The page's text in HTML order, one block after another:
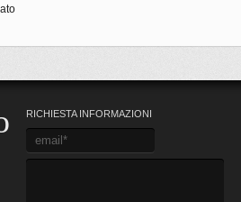
RICHIESTA INFORMAZIONI